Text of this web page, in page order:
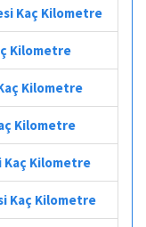
Kaç Kilometre
Kilometre
Kilometre
Kilometre
Kaç Kilometre
Kaç Kilometre